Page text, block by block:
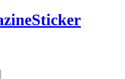
Sticker